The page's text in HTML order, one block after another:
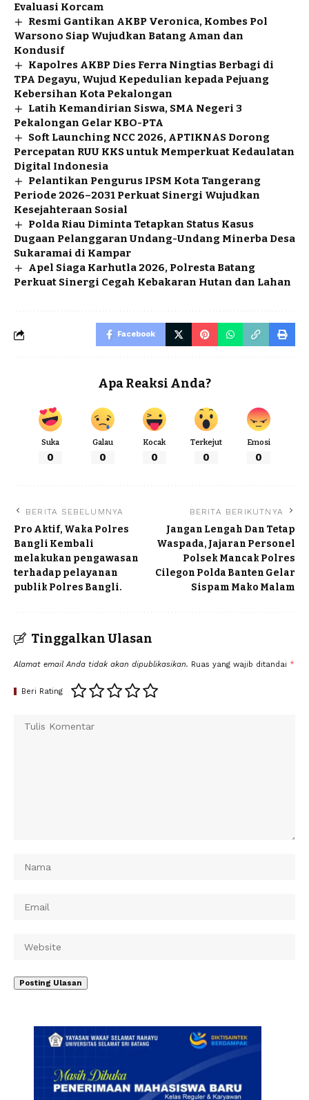
Evaluasi Korcam
Resmi Gantikan AKBP Veronica, Kombes Pol
Warsono Siap Wujudkan Batang Aman dan
Kondusif
Kapolres AKBP Dies Ferra Ningtias Berbagi di
TPA Degayu, Wujud Kepedulian kepada Pejuang
Kebersihan Kota Pekalongan
Latih Kemandirian Siswa, SMA Negeri 3
Pekalongan Gelar KBO-PTA
Soft Launching NCC 2026, APTIKNAS Dorong
Percepatan RUU KKS untuk Memperkuat Kedaulatan
Digital Indonesia
Pelantikan Pengurus IPSM Kota Tangerang
Periode 2026–2031 Perkuat Sinergi Wujudkan
Kesejahteraan Sosial
Polda Riau Diminta Tetapkan Status Kasus
Dugaan Pelanggaran Undang-Undang Minerba Desa
Sukaramai di Kampar
Apel Siaga Karhutla 2026, Polresta Batang
Perkuat Sinergi Cegah Kebakaran Hutan dan Lahan
Facebook
Apa Reaksi Anda?
Suka
0
Galau
0
Kocak
0
Terkejut
0
Emosi
0
BERITA SEBELUMNYA
Pro Aktif, Waka Polres
Bangli Kembali
melakukan pengawasan
terhadap pelayanan
publik Polres Bangli.
BERITA BERIKUTNYA
Jangan Lengah Dan Tetap
Waspada, Jajaran Personel
Polsek Mancak Polres
Cilegon Polda Banten Gelar
Sispam Mako Malam
Tinggalkan Ulasan
Alamat email Anda tidak akan dipublikasikan. Ruas yang wajib ditandai *
Beri Rating